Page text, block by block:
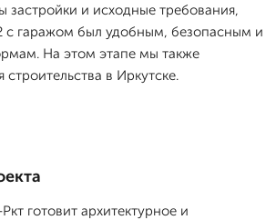
застройки и исходные требования,
с гаражом был удобным, безопасным и
На этом этапе мы также
в Иркутске.
готовит архитектурное и